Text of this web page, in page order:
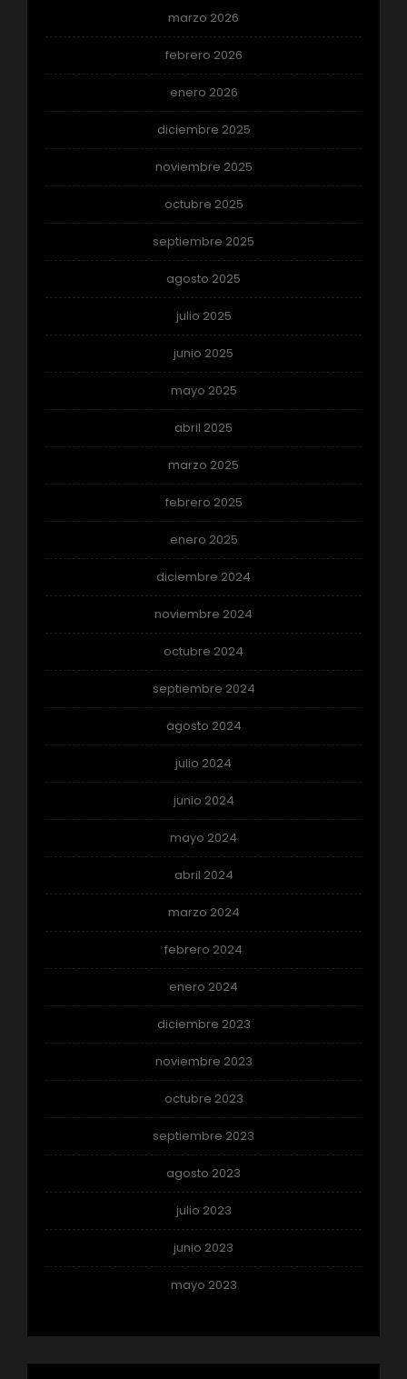
marzo 2026
febrero 2026
enero 2026
diciembre 2025
noviembre 2025
octubre 2025
septiembre 2025
agosto 2025
julio 2025
junio 2025
mayo 2025
abril 2025
marzo 2025
febrero 2025
enero 2025
diciembre 2024
noviembre 2024
octubre 2024
septiembre 2024
agosto 2024
julio 2024
junio 2024
mayo 2024
abril 2024
marzo 2024
febrero 2024
enero 2024
diciembre 2023
noviembre 2023
octubre 2023
septiembre 2023
agosto 2023
julio 2023
junio 2023
mayo 2023